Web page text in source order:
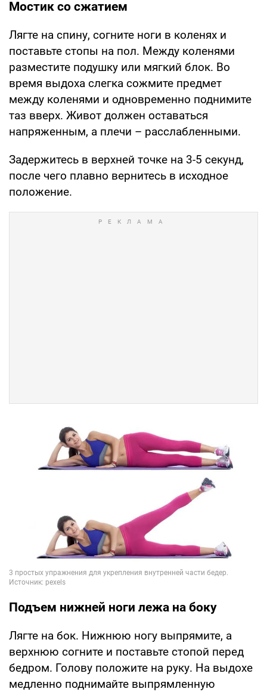
Мостик со сжатием
Лягте на спину, согните ноги в коленях и
поставьте стопы на пол. Между коленями
разместите подушку или мягкий блок. Во
время выдоха слегка сожмите предмет
между коленями и одновременно поднимите
таз вверх. Живот должен оставаться
напряженным, а плечи – расслабленными.
Задержитесь в верхней точке на 3-5 секунд,
после чего плавно вернитесь в исходное
положение.
Подъем нижней ноги лежа на боку
Лягте на бок. Нижнюю ногу выпрямите, а
верхнюю согните и поставьте стопой перед
бедром. Голову положите на руку. На выдохе
медленно поднимайте выпрямленную